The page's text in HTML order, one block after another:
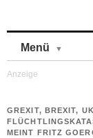
Menü
GREXIT, BREXIT,
MEINT FRITZ